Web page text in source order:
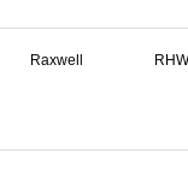
Raxwell